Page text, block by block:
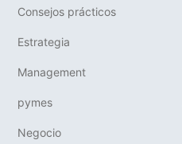
Consejos prácticos
Estrategia
Management
pymes
Negocio